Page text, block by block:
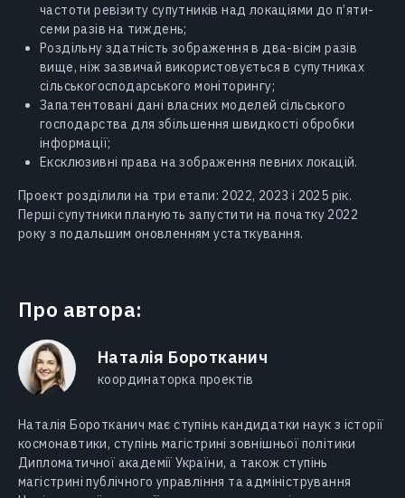
частоти ревізиту супутників над локаціями до п’яти-
семи разів на тиждень;
Роздільну здатність зображення в два-вісім разів
вище, ніж зазвичай використовується в супутниках
сільськогосподарського моніторингу;
Запатентовані дані власних моделей сільського
господарства для збільшення швидкості обробки
інформації;
Ексклюзивні права на зображення певних локацій.
Проект розділили на три етапи: 2022, 2023 і 2025 рік.
Перші супутники планують запустити на початку 2022
року з подальшим оновленням устаткування.
Про автора:
Наталія Боротканич
координаторка проектів
Наталія Боротканич має ступінь кандидатки наук з історії
космонавтики, ступінь магістрині зовнішньої політики
Дипломатичної академії України, а також ступінь
магістрині публічного управління та адміністрування